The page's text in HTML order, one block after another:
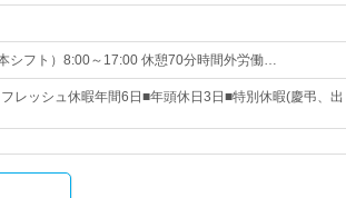
シフト）8:00～17:00 休憩70分時間外労働…
レッシュ休暇年間6日■年頭休日3日■特別休暇(慶弔、出